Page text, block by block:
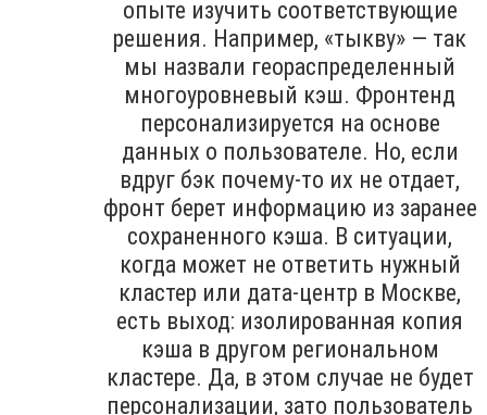
опыте изучить соответствующие
решения. Например, «тыкву» — так
мы назвали геораспределенный
многоуровневый кэш. Фронтенд
персонализируется на основе
данных о пользователе. Но, если
вдруг бэк почему-то их не отдает,
фронт берет информацию из заранее
сохраненного кэша. В ситуации,
когда может не ответить нужный
кластер или дата-центр в Москве,
есть выход: изолированная копия
кэша в другом региональном
кластере. Да, в этом случае не будет
персонализации, зато пользователь